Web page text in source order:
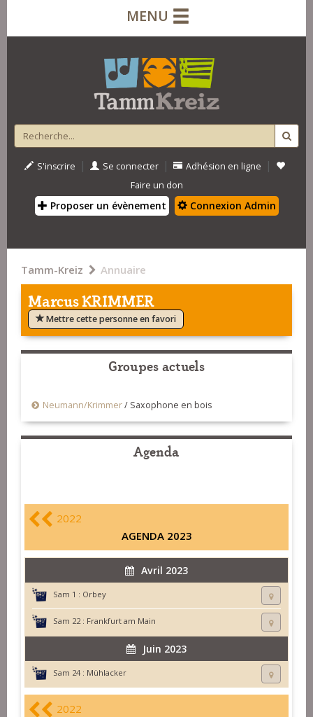
MENU
S'inscrire | Se connecter | Adhésion en ligne |
Faire un don
Proposer un évènement Connexion Admin
Tamm-Kreiz Annuaire
Marcus KRIMMER
Mettre cette personne en favori
Groupes actuels
Neumann/Krimmer/ Saxophone en bois
Agenda
2022
AGENDA 2023
Avril 2023
Sam 1 : Orbey
Sam 22 : Frankfurt am Main
Juin 2023
Sam 24 : Mühlacker
2022